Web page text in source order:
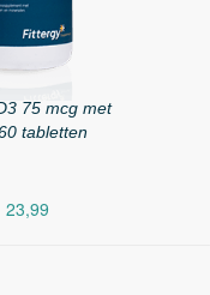
75 mcg met
tabletten